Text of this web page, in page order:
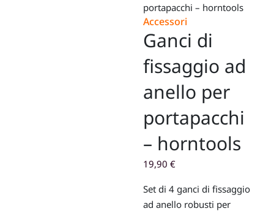
portapacchi – horntools
Accessori
Ganci di
fissaggio ad
anello per
portapacchi
– horntools
19,90 €
Set di 4 ganci di fissaggio
ad anello robusti per